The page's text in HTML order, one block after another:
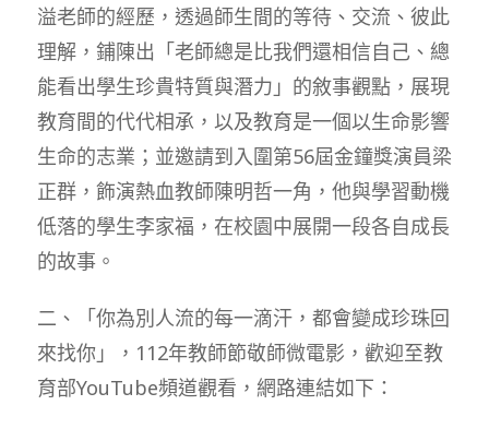
溢老師的經歷，透過師生間的等待、交流、彼此
理解，鋪陳出「老師總是比我們還相信自己、總
能看出學生珍貴特質與潛力」的敘事觀點，展現
教育間的代代相承，以及教育是一個以生命影響
生命的志業；並邀請到入圍第56屆金鐘獎演員梁
正群，飾演熱血教師陳明哲一角，他與學習動機
低落的學生李家福，在校園中展開一段各自成長
的故事。
二、「你為別人流的每一滴汗，都會變成珍珠回
來找你」，112年教師節敬師微電影，歡迎至教
育部YouTube頻道觀看，網路連結如下：